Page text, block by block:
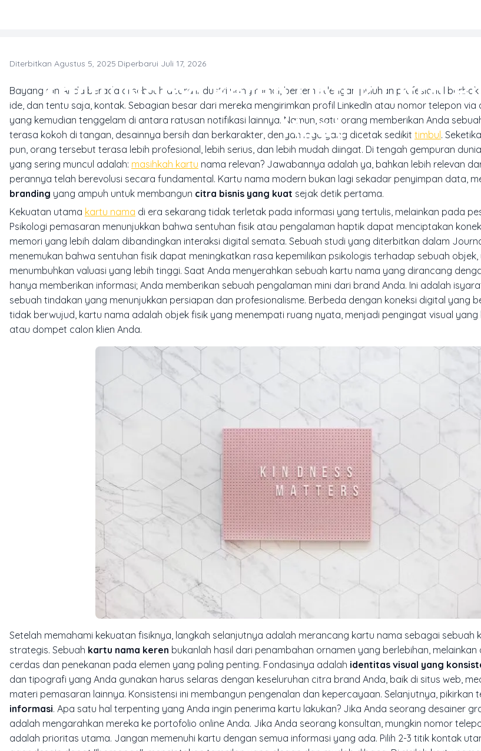
Kartu Nama Keren Untuk Citra
Kuat
Diterbitkan Agustus 5, 2025·Diperbarui Juli 17, 2026
Bayangkan Anda berada di sebuah acara industri yang ramai, bertemu dengan puluhan profesional
ide, dan tentu saja, kontak. Sebagian besar dari mereka mengirimkan profil LinkedIn atau nomor telepon via
yang kemudian tenggelam di antara ratusan notifikasi lainnya. Namun, satu orang memberikan Anda
terasa kokoh di tangan, desainnya bersih dan berkarakter, dengan logo yang dicetak sedikit timbul.
pun, orang tersebut terasa lebih profesional, lebih serius, dan lebih mudah diingat. Di tengah gempuran
yang sering muncul adalah: masihkah kartu nama relevan? Jawabannya adalah ya, bahkan lebih relevan
perannya telah berevolusi secara fundamental. Kartu nama modern bukan lagi sekadar penyimpan data,
branding yang ampuh untuk membangun citra bisnis yang kuat sejak detik pertama.
Kekuatan utama kartu nama di era sekarang tidak terletak pada informasi yang tertulis, melainkan pada
Psikologi pemasaran menunjukkan bahwa sentuhan fisik atau pengalaman haptik dapat menciptakan
memori yang lebih dalam dibandingkan interaksi digital semata. Sebuah studi yang diterbitkan dalam
menemukan bahwa sentuhan fisik dapat meningkatkan rasa kepemilikan psikologis terhadap sebuah
menumbuhkan valuasi yang lebih tinggi. Saat Anda menyerahkan sebuah kartu nama yang dirancang
hanya memberikan informasi; Anda memberikan sebuah pengalaman mini dari brand Anda. Ini adalah
sebuah tindakan yang menunjukkan persiapan dan profesionalisme. Berbeda dengan koneksi digital yang
tidak berwujud, kartu nama adalah objek fisik yang menempati ruang nyata, menjadi pengingat visual
atau dompet calon klien Anda.
Setelah memahami kekuatan fisiknya, langkah selanjutnya adalah merancang kartu nama sebagai sebuah
strategis. Sebuah kartu nama keren bukanlah hasil dari penambahan ornamen yang berlebihan,
cerdas dan penekanan pada elemen yang paling penting. Fondasinya adalah identitas visual yang
dan tipografi yang Anda gunakan harus selaras dengan keseluruhan citra brand Anda, baik di situs web,
materi pemasaran lainnya. Konsistensi ini membangun pengenalan dan kepercayaan. Selanjutnya, pikirkan
informasi. Apa satu hal terpenting yang Anda ingin penerima kartu lakukan? Jika Anda seorang desainer
adalah mengarahkan mereka ke portofolio online Anda. Jika Anda seorang konsultan, mungkin nomor
adalah prioritas utama. Jangan memenuhi kartu dengan semua informasi yang ada. Pilih 2-3 titik kontak